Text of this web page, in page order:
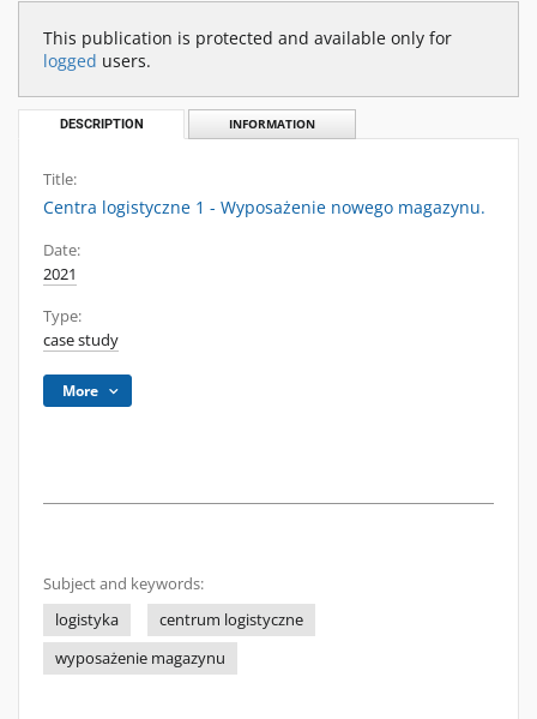
This publication is protected and available only for
logged users.
DESCRIPTION INFORMATION
Title:
Centra logistyczne 1 - Wyposażenie nowego magazynu.
Date:
2021
Type:
case study
More
Subject and keywords:
logistyka
centrum logistyczne
wyposażenie magazynu